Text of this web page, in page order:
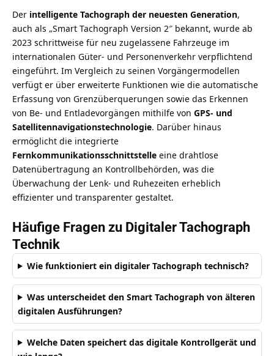
Der intelligente Tachograph der neuesten Generation,
auch als „Smart Tachograph Version 2″ bekannt, wurde ab
2023 schrittweise für neu zugelassene Fahrzeuge im
internationalen Güter- und Personenverkehr verpflichtend
eingeführt. Im Vergleich zu seinen Vorgängermodellen
verfügt er über erweiterte Funktionen wie die automatische
Erfassung von Grenzüberquerungen sowie das Erkennen
von Be- und Entladevorgängen mithilfe von GPS- und
Satellitennavigationstechnologie. Darüber hinaus
ermöglicht die integrierte
Fernkommunikationsschnittstelle eine drahtlose
Datenübertragung an Kontrollbehörden, was die
Überwachung der Lenk- und Ruhezeiten erheblich
effizienter und transparenter gestaltet.
Häufige Fragen zu Digitaler Tachograph
Technik
Wie funktioniert ein digitaler Tachograph technisch?
Was unterscheidet den Smart Tachograph von älteren
digitalen Ausführungen?
Welche Daten speichert das digitale Kontrollgerät und